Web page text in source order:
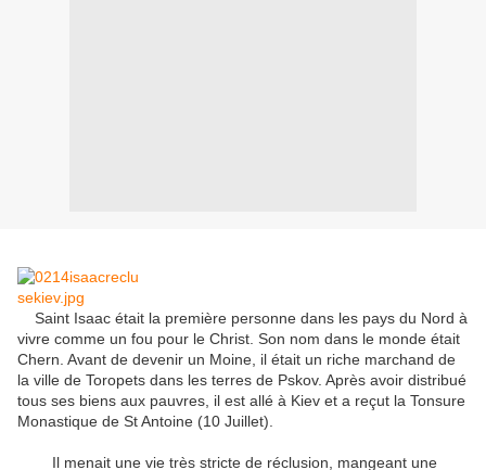
Saint Isaac était la première personne dans les pays du Nord à
vivre comme un fou pour le Christ. Son nom dans le monde était
Chern. Avant de devenir un Moine, il était un riche marchand de
la ville de Toropets dans les terres de Pskov. Après avoir distribué
tous ses biens aux pauvres, il est allé à Kiev et a reçut la Tonsure
Monastique de St Antoine (10 Juillet).
Il menait une vie très stricte de réclusion, mangeant une